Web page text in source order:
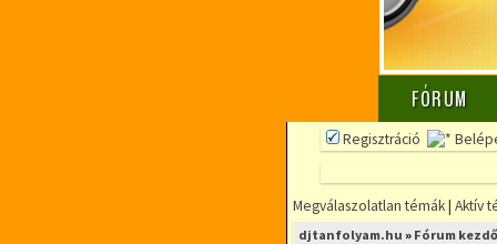
FÓRUM
Regisztráció
Megválaszolatlan témák| Aktív
djtanfolyam.hu » Fórum